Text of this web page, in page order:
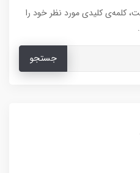
کلمه‌ی کلیدی مورد نظر خود را
جستجو